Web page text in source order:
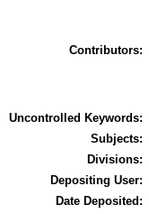
Contributors:
Uncontrolled Keywords:
Subjects:
Divisions:
Depositing User:
Date Deposited: